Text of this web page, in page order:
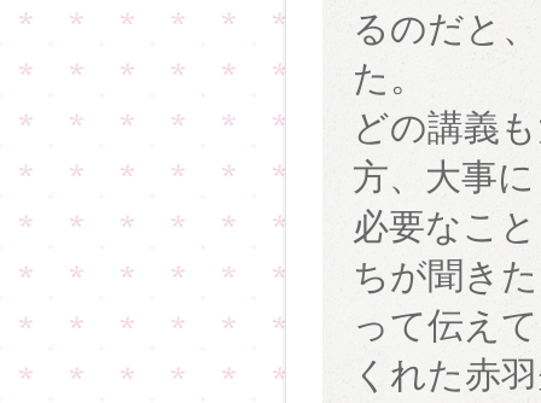
るのだと
た。
どの講義
方、大事
必要なこ
ちが聞き
って伝え
くれた赤